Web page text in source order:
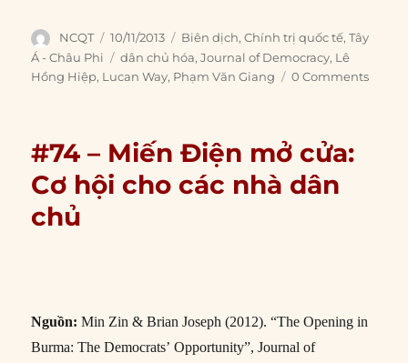
Author
NCQT
Posted
on
10/11/2013 Categories
Biên dịch,Chính trị quốc tế,Tây
Á - Châu Phi
Tags
dân chủ hóa,Journal of Democracy, Lê
Hồng Hiệp, Lucan Way, Phạm Văn Giang 0 Comments
#74 – Miến Điện mở cửa:
Cơ hội cho các nhà dân
chủ
Nguồn: Min Zin & Brian Joseph (2012). “The Opening in
Burma: The Democrats’ Opportunity”, Journal of